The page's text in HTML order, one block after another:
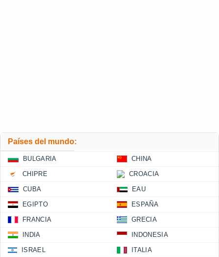
Países del mundo:
BULGARIA CHINA
CHIPRE CROACIA
CUBA EAU
EGIPTO ESPAÑA
FRANCIA GRECIA
INDIA INDONESIA
ISRAEL ITALIA